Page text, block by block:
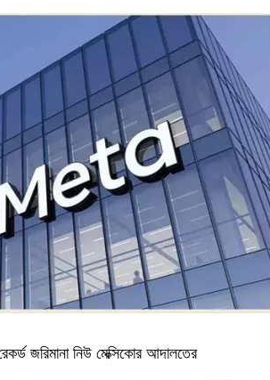
জরিমানা নিউ মেক্সিকোর আদালতের